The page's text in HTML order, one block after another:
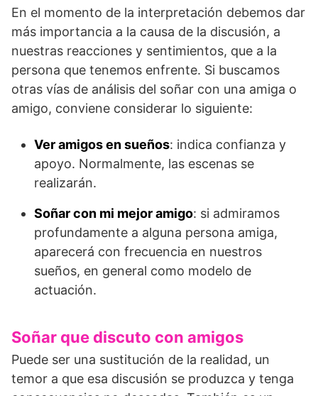
En el momento de la interpretación debemos dar
más importancia a la causa de la discusión, a
nuestras reacciones y sentimientos, que a la
persona que tenemos enfrente. Si buscamos
otras vías de análisis del soñar con una amiga o
amigo, conviene considerar lo siguiente:
Ver amigos en sueños: indica confianza y
apoyo. Normalmente, las escenas se
realizarán.
Soñar con mi mejor amigo: si admiramos
profundamente a alguna persona amiga,
aparecerá con frecuencia en nuestros
sueños, en general como modelo de
actuación.
Soñar que discuto con amigos
Puede ser una sustitución de la realidad, un
temor a que esa discusión se produzca y tenga